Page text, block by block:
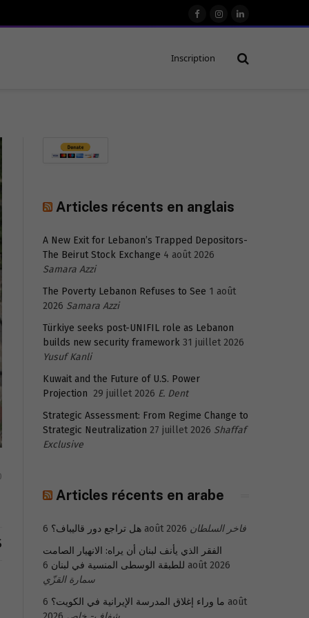
FacebookInstagram
LinkedIn
Inscription
Articles récents en anglais
A New Exit for Lebanon’s Trapped Depositors-
The Beirut Stock Exchange 4 août 2026
Samara Azzi
The Poverty Lebanon Refuses to See 1 août
2026 Samara Azzi
Türkiye seeks post-UNIFIL role as Lebanon
builds new security framework 31 juillet 2026
Yusuf Kanli
Kuwait and the Future of U.S. Power
Projection 29 juillet 2026 E. Dent
Strategic Assessment: From Regime Change to
Strategic Neutralization 27 juillet 2026 Shaffaf
Exclusive
Articles récents en arabe
هل تراجع دور قاليباف؟ 6 août 2026 فاخر السلطان
الفقر الذي يأنف لبنان أن يراه: الانهيار الصامت
للطبقة الوسطى المنسية في لبنان 6 août 2026
سمارة القزّي
ما وراء إغلاق المدرسة الإيرانية في الكويت؟ 6 août